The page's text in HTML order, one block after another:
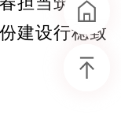
建设行稳致